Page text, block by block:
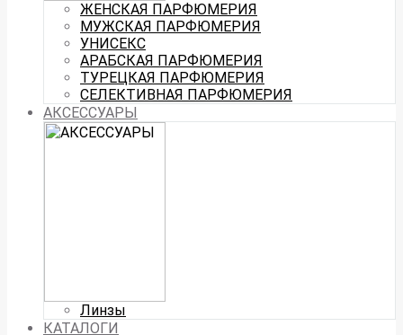
ЖЕНСКАЯ ПАРФЮМЕРИЯ
МУЖСКАЯ ПАРФЮМЕРИЯ
УНИСЕКС
АРАБСКАЯ ПАРФЮМЕРИЯ
ТУРЕЦКАЯ ПАРФЮМЕРИЯ
СЕЛЕКТИВНАЯ ПАРФЮМЕРИЯ
АКСЕССУАРЫ
Линзы
КАТАЛОГИ